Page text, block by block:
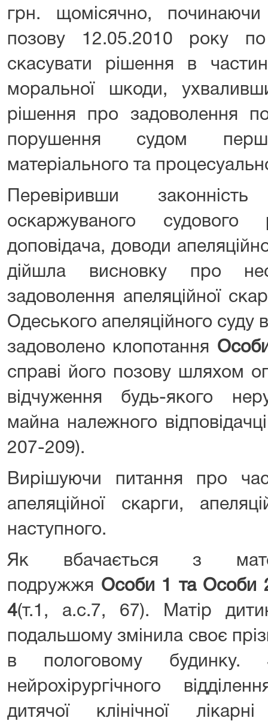
грн. щомісячно,
позову 12.05.2010 року
скасувати рішення в
моральної шкоди,
рішення про задоволення
порушення судом
матеріального та
Перевіривши
оскаржуваного судового
доповідача, доводи
дійшла висновку про
задоволення апеляційної
Одеського апеляційного суду
задоволено клопотання
справі його позову шляхом
відчуження будь-якого
майна належного
207-209).
Вирішуючи питання про
апеляційної скарги,
наступного.
Як вбачається з
подружжя Особи 1 та Особи
4(т.1, а.с.7, 67). Матір
подальшому змінила своє
в пологовому будинку.
нейрохірургічного
дитячої клінічної